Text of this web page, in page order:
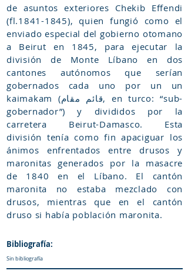
de asuntos exteriores Chekib Effendi
(fl.1841-1845), quien fungió como el
enviado especial del gobierno otomano
a Beirut en 1845, para ejecutar la
división de Monte Líbano en dos
cantones autónomos que serían
gobernados cada uno por un un
kaimakam (قائم مقام, en turco: “sub-
gobernador”) y divididos por la
carretera Beirut-Damasco. Esta
división tenía como fin apaciguar los
ánimos enfrentados entre drusos y
maronitas generados por la masacre
de 1840 en el Líbano. El cantón
maronita no estaba mezclado con
drusos, mientras que en el cantón
druso si había población maronita.
Bibliografía:
Sin bibliografía